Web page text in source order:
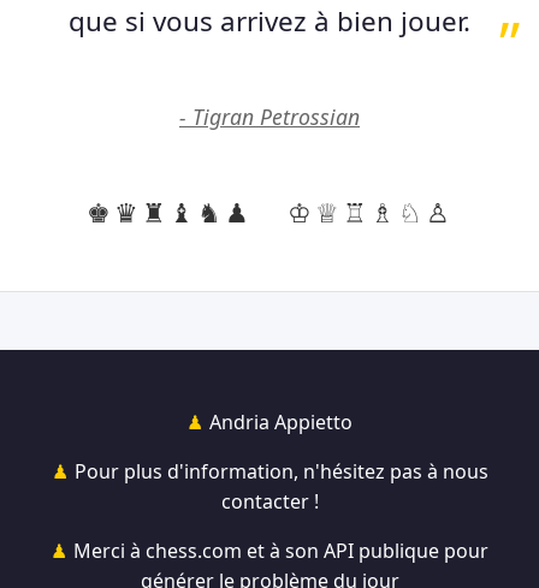
que si vous arrivez à bien jouer.
- Tigran Petrossian
♚♛♜♝♞♟ ♔♕♖♗♘♙
Andria Appietto
Pour plus d'information, n'hésitez pas à nous
contacter !
Merci à chess.com et à son API publique pour
générer le problème du jour